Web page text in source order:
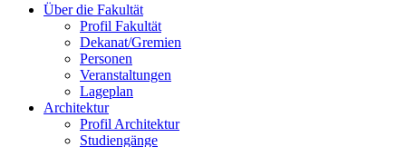
Über die Fakultät
Profil Fakultät
Dekanat/Gremien
Personen
Veranstaltungen
Lageplan
Architektur
Profil Architektur
Studiengänge